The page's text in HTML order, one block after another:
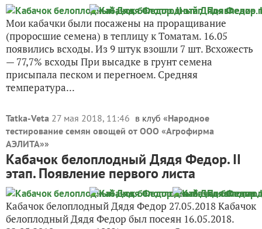
Мои кабачки были посажены на проращивание
(проросшие семена) в теплицу к Томатам. 16.05
появились всходы. Из 9 штук взошли 7 шт. Всхожесть
— 77,7% всходы При высадке в грунт семена
присыпала песком и перегноем. Средняя
температура...
Tatka-Veta 27 мая 2018, 11:46 в клуб «Народное
тестирование семян овощей от ООО «Агрофирма
АЭЛИТА»»
Кабачок белоплодный Дядя Федор. II
этап. Появление первого листа
Кабачок белоплодный Дядя Федор 27.05.2018 Кабачок
белоплодный Дядя Федор был посеян 16.05.2018.